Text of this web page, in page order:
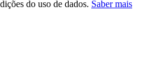
do uso de dados. Saber mais